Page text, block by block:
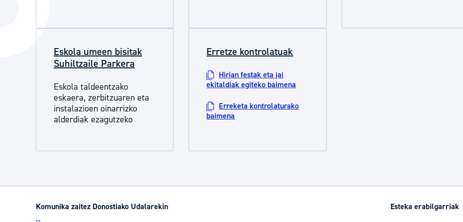
Hiria orain
Hiria ezagutu
Etorkizuneko hiria
Albisteak
Abisuak
Iragarki ofizialen taula
Eskola umeen bisitak
Suhiltzaile Parkera
Eskola taldeentzako
eskaera, zerbitzuaren eta
instalazioen oinarrizko
alderdiak ezagutzeko
Erretze kontrolatuak
Hirian festak eta jai
ekitaldiak egiteko baimena
Erreketa kontrolaturako
baimena
Komunika zaitez Donostiako Udalarekin Esteka erabilgarriak